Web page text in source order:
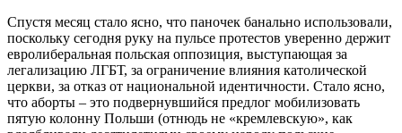
Спустя месяц стало ясно, что паночек банально использовали,
поскольку сегодня руку на пульсе протестов уверенно держит
евролиберальная польская оппозиция, выступающая за
легализацию ЛГБТ, за ограничение влияния католической
церкви, за отказ от национальной идентичности. Стало ясно,
что аборты – это подвернувшийся предлог мобилизовать
пятую колонну Польши (отнюдь не «кремлевскую», как